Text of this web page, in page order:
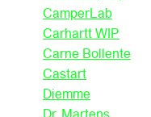
CamperLab
Carhartt WIP
Carne Bollente
Castart
Diemme